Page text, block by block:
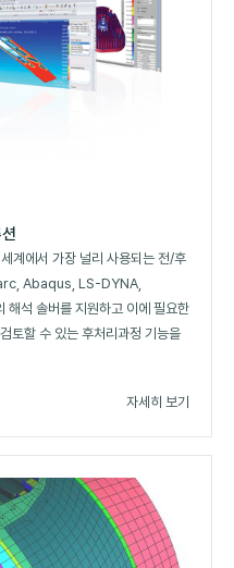
계에서 가장 널리 사용되는 전/후
Abaqus, LS-DYNA,
석 솔버를 지원하고 이에 필요한
토할 수 있는 후처리과정 기능을
자세히 보기